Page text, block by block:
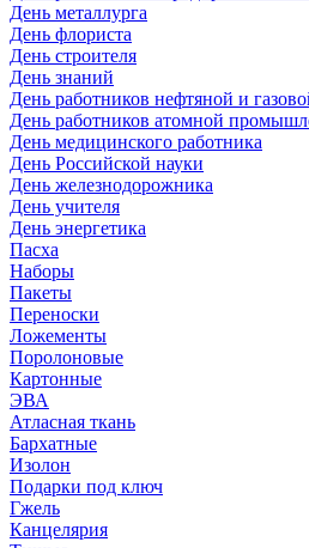
День металлурга
День флориста
День строителя
День знаний
День работников нефтяной и
День работников атомной
День медицинского работника
День Российской науки
День железнодорожника
День учителя
День энергетика
Пасха
Наборы
Пакеты
Переноски
Ложементы
Поролоновые
Картонные
ЭВА
Атласная ткань
Бархатные
Изолон
Подарки под ключ
Гжель
Канцелярия